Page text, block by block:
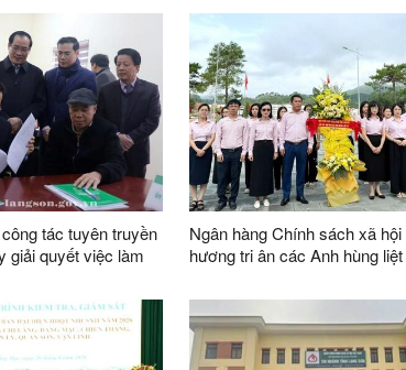
tác tuyên truyền
giải quyết việc làm
Ngân hàng Chính sách xã
hương tri ân các Anh hùng